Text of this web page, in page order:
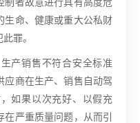
生命、健康或重大公私财
罪。
产销售不符合安全标准
应商在生产、销售自动驾
如果以次充好、以假充
在严重质量问题，从而引